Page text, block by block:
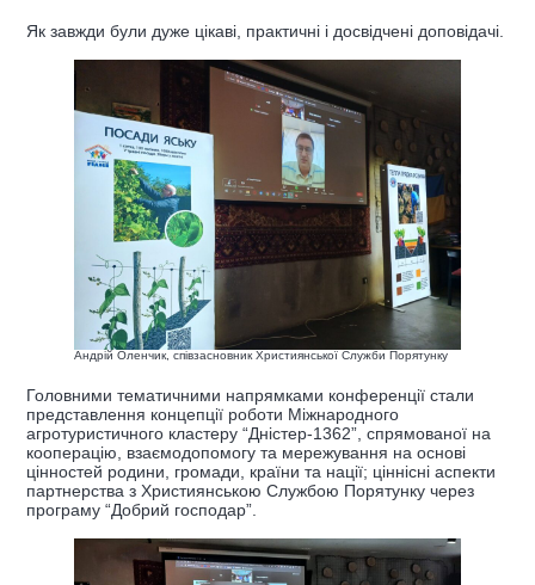
Як завжди були дуже цікаві, практичні і досвідчені доповідачі.
Андрій Оленчик, співзасновник Християнської Служби Порятунку
Головними тематичними напрямками конференції стали
представлення концепції роботи Міжнародного
агротуристичного кластеру “Дністер-1362”, спрямованої на
кооперацію, взаємодопомогу та мережування на основі
цінностей родини, громади, країни та нації; ціннісні аспекти
партнерства з Християнською Службою Порятунку через
програму “Добрий господар”.